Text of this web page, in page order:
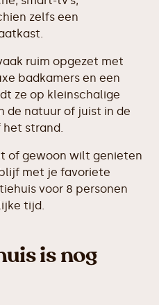
zelfs een
ruim opgezet met
badkamers en een
ze op kleinschalige
de natuur of juist in de
strand.
of gewoon wilt genieten
met je favoriete
voor 8 personen
tijd.
is nog